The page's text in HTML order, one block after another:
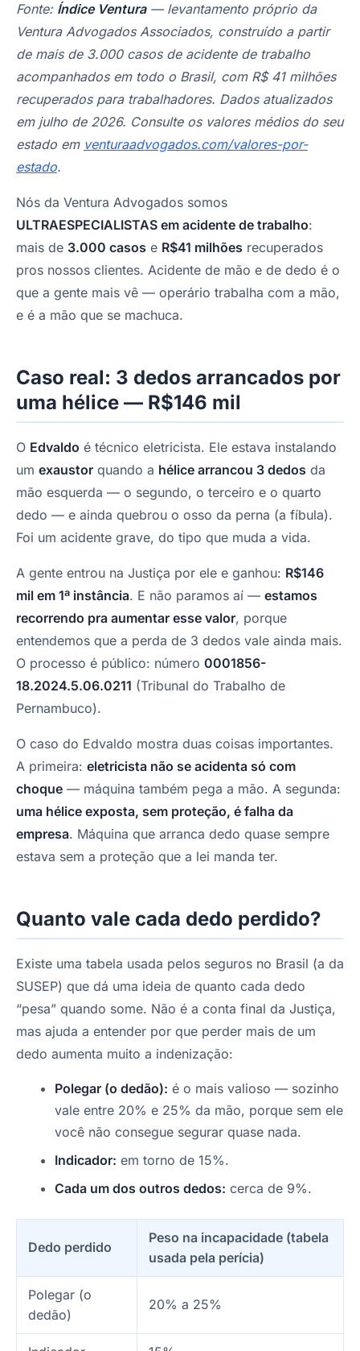
Fonte: Índice Ventura— levantamento próprio da
Ventura Advogados Associados, construído a partir
de mais de 3.000 casos de acidente de trabalho
acompanhados em todo o Brasil, com R$ 41 milhões
recuperados para trabalhadores. Dados atualizados
em julho de 2026. Consulte os valores médios do seu
estado em venturaadvogados.com/valores-por-
estado.
Nós da Ventura Advogados somos
ULTRAESPECIALISTAS em acidente de trabalho:
mais de 3.000 casos e R$41 milhões recuperados
pros nossos clientes. Acidente de mão e de dedo é o
que a gente mais vê — operário trabalha com a mão,
e é a mão que se machuca.
Caso real: 3 dedos arrancados por
uma hélice — R$146 mil
O Edvaldo é técnico eletricista. Ele estava instalando
um exaustor quando a hélice arrancou 3 dedos da
mão esquerda — o segundo, o terceiro e o quarto
dedo — e ainda quebrou o osso da perna (a fíbula).
Foi um acidente grave, do tipo que muda a vida.
A gente entrou na Justiça por ele e ganhou: R$146
mil em 1ª instância. E não paramos aí — estamos
recorrendo pra aumentar esse valor, porque
entendemos que a perda de 3 dedos vale ainda mais.
O processo é público: número 0001856-
18.2024.5.06.0211 (Tribunal do Trabalho de
Pernambuco).
O caso do Edvaldo mostra duas coisas importantes.
A primeira: eletricista não se acidenta só com
choque — máquina também pega a mão. A segunda:
uma hélice exposta, sem proteção, é falha da
empresa. Máquina que arranca dedo quase sempre
estava sem a proteção que a lei manda ter.
Quanto vale cada dedo perdido?
Existe uma tabela usada pelos seguros no Brasil (a da
SUSEP) que dá uma ideia de quanto cada dedo
“pesa” quando some. Não é a conta final da Justiça,
mas ajuda a entender por que perder mais de um
dedo aumenta muito a indenização:
Polegar (o dedão): é o mais valioso — sozinho
vale entre 20% e 25% da mão, porque sem ele
você não consegue segurar quase nada.
Indicador: em torno de 15%.
Cada um dos outros dedos: cerca de 9%.
Dedo perdido
Peso na incapacidade (tabela
usada pela perícia)
Polegar (o
dedão)
20% a 25%